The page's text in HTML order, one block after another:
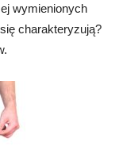
wymienionych
charakteryzują?